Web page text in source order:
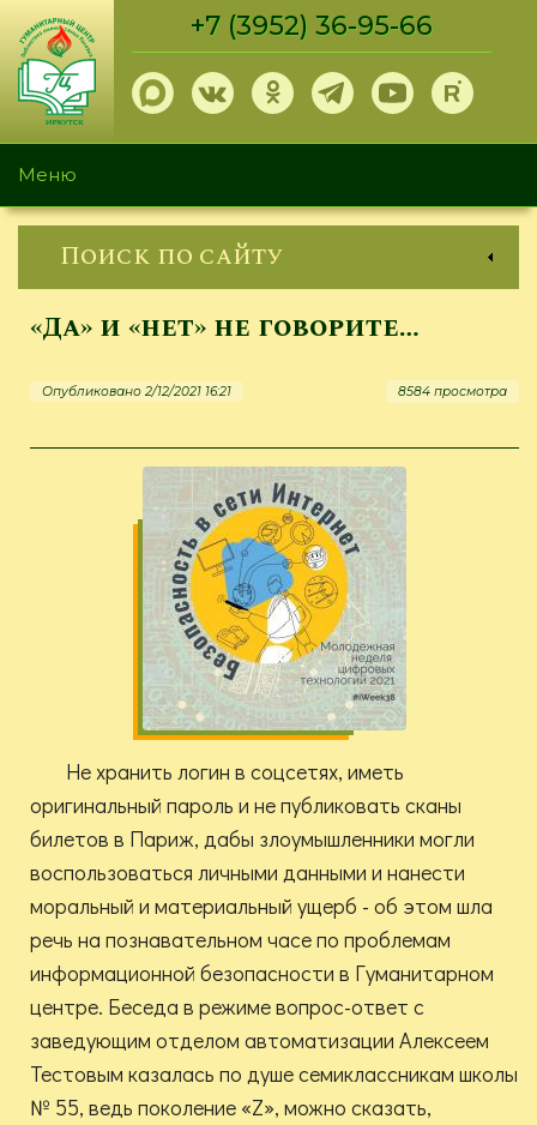
Перейти
основному
содержанию
+7 (3952) 36-95-66
Меню
Поиск по сайту
«Да» и «нет» не говорите…
Опубликовано 2/12/2021 16:21 8584 просмотра
Не хранить логин в соцсетях, иметь
оригинальный пароль и не публиковать сканы
билетов в Париж, дабы злоумышленники могли
воспользоваться личными данными и нанести
моральный и материальный ущерб - об этом шла
речь на познавательном часе по проблемам
информационной безопасности в Гуманитарном
центре. Беседа в режиме вопрос-ответ с
заведующим отделом автоматизации Алексеем
Тестовым казалась по душе семиклассникам школы
№ 55, ведь поколение «Z», можно сказать,